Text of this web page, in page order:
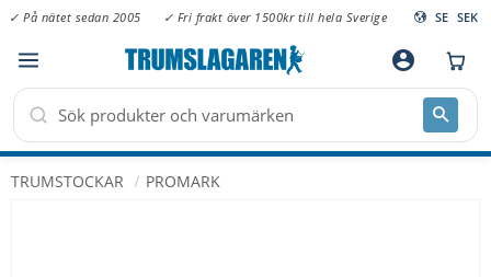
Meny
✓ På nätet sedan 2005 ✓ Fri frakt över 1500kr till hela Sverige SE SEK
account_circle
TRUMSTOCKAR PROMARK